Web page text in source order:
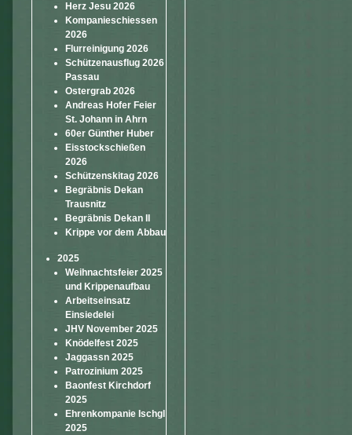
Herz Jesu 2026
Kompanieschiessen
2026
Flurreinigung 2026
Schützenausflug 2026
Passau
Ostergrab 2026
Andreas Hofer Feier
St. Johann in Ahrn
60er Günther Huber
Eisstockschießen
2026
Schützenskitag 2026
Begräbnis Dekan
Trausnitz
Begräbnis Dekan II
Krippe vor dem Abbau
2025
Weihnachtsfeier 2025
und Krippenaufbau
Arbeitseinsatz
Einsiedelei
JHV November 2025
Knödelfest 2025
Jaggassn 2025
Patrozinium 2025
Baonfest Kirchdorf
2025
Ehrenkompanie Ischgl
2025